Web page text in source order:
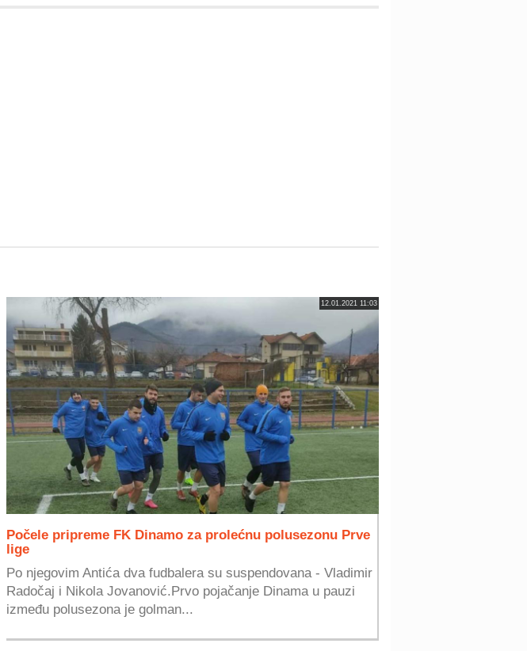
12.01.2021 11:03
Počele pripreme FK Dinamo za prolećnu polusezonu Prve
lige
Po njegovim Antića dva fudbalera su suspendovana - Vladimir
Radočaj i Nikola Jovanović.Prvo pojačanje Dinama u pauzi
između polusezona je golman...